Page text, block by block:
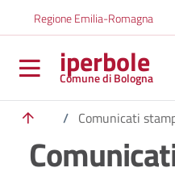
Regione Emilia-Romagna
iperbole
Comune di Bologna
/ Comunicati